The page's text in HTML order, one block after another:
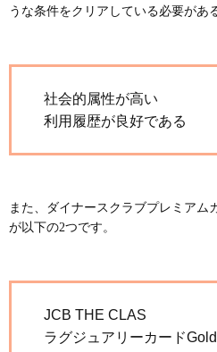
うな条件をクリアしている必要があ
社会的属性が高い
利用履歴が良好である
また、ダイナースクラブプレミアム
が以下の2つです。
JCB THE CLAS
ラグジュアリーカードGold